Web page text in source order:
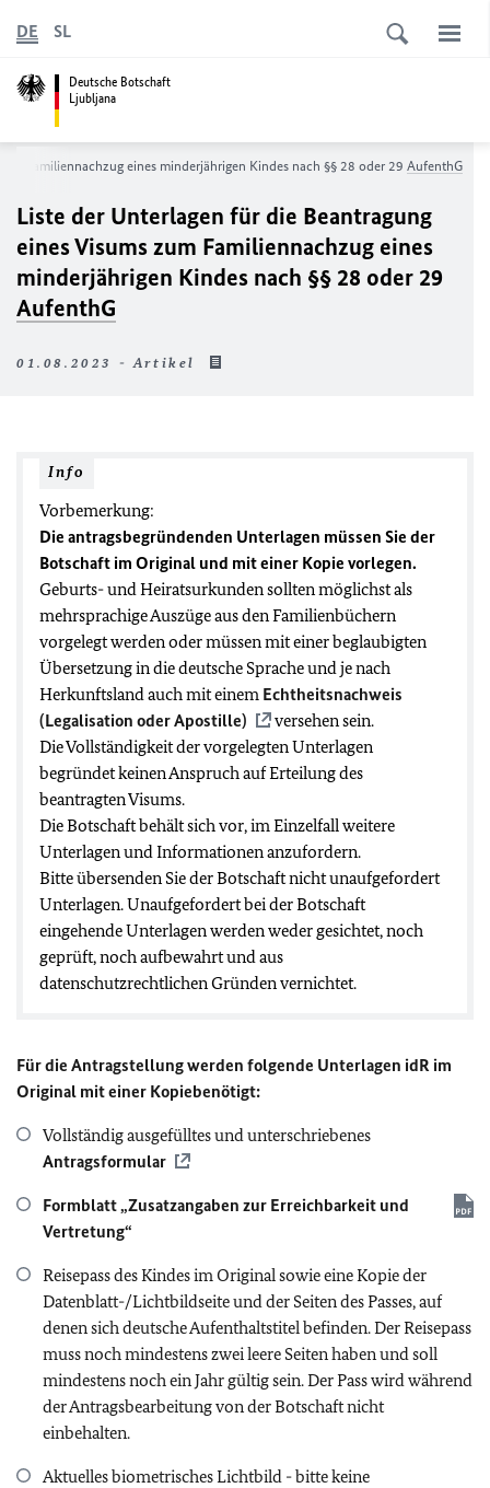
Deutsche Botschaft
Ljubljana
DE SL
Familiennachzug eines minderjährigen Kindes nach §§ 28 oder 29 AufenthG
Liste der Unterlagen für die Beantragung
eines Visums zum Familiennachzug eines
minderjährigen Kindes nach §§ 28 oder 29
AufenthG
01.08.2023 - Artikel
Info
Vorbemerkung:
Die antragsbegründenden Unterlagen müssen Sie der
Botschaft im Original und mit einer Kopie vorlegen.
Geburts- und Heiratsurkunden sollten möglichst als
mehrsprachige Auszüge aus den Familienbüchern
vorgelegt werden oder müssen mit einer beglaubigten
Übersetzung in die deutsche Sprache und je nach
Herkunftsland auch mit einem Echtheitsnachweis
(Legalisation oder Apostille)
versehen sein.
Die Vollständigkeit der vorgelegten Unterlagen
begründet keinen Anspruch auf Erteilung des
beantragten Visums.
Die Botschaft behält sich vor, im Einzelfall weitere
Unterlagen und Informationen anzufordern.
Bitte übersenden Sie der Botschaft nicht unaufgefordert
Unterlagen. Unaufgefordert bei der Botschaft
eingehende Unterlagen werden weder gesichtet, noch
geprüft, noch aufbewahrt und aus
datenschutzrechtlichen Gründen vernichtet.
Für die Antragstellung werden folgende Unterlagen idR im
Original mit einer Kopiebenötigt:
Vollständig ausgefülltes und unterschriebenes
Antragsformular
Formblatt „Zusatzangaben zur Erreichbarkeit und
Vertretung“
Reisepass des Kindes im Original sowie eine Kopie der
Datenblatt-/Lichtbildseite und der Seiten des Passes, auf
denen sich deutsche Aufenthaltstitel befinden. Der Reisepass
muss noch mindestens zwei leere Seiten haben und soll
mindestens noch ein Jahr gültig sein. Der Pass wird während
der Antragsbearbeitung von der Botschaft nicht
einbehalten.
Aktuelles biometrisches Lichtbild - bitte keine